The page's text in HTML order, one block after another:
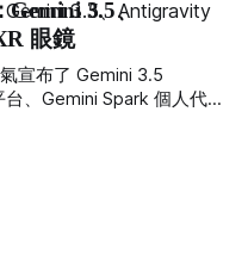
Gemini 3.5、
眼鏡
宣布了 Gemini 3.5
、Gemini Spark 個人代
的全面 AI 作業層。